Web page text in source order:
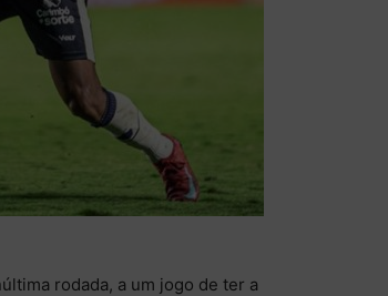
rodada, a um jogo de ter a